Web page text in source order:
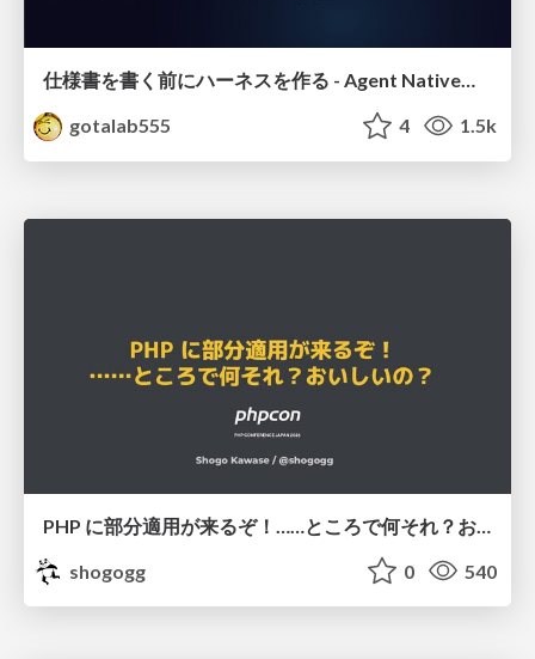
仕様書を書く前にハーネスを作る - Agent Native開発は「探索を速く、判定を固く」
gotalab555
4 1.5k
shogogg
0 540